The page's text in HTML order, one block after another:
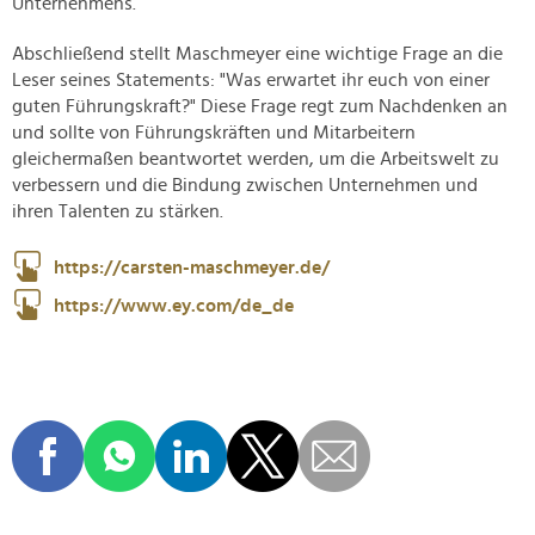
Abschließend stellt Maschmeyer eine wichtige Frage an die
Leser seines Statements: "Was erwartet ihr euch von einer
guten Führungskraft?" Diese Frage regt zum Nachdenken an
und sollte von Führungskräften und Mitarbeitern
gleichermaßen beantwortet werden, um die Arbeitswelt zu
verbessern und die Bindung zwischen Unternehmen und
ihren Talenten zu stärken.
https://carsten-maschmeyer.de/
https://www.ey.com/de_de